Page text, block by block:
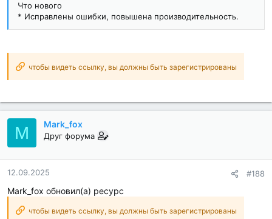
Что нового
* Исправлены ошибки, повышена производительность.
чтобы видеть ссылку, вы должны быть зарегистрированы
M Mark_fox
Друг форума
12.09.2025 #188
Mark_fox обновил(а) ресурс
чтобы видеть ссылку, вы должны быть зарегистрированы